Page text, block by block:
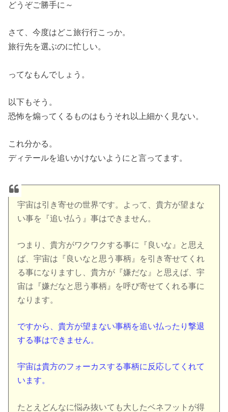
どうぞご勝手に～
さて、今度はどこ旅行行こっか。
旅行先を選ぶのに忙しい。
ってなもんでしょう。
以下もそう。
恐怖を煽ってくるものはもうそれ以上細かく見ない。
これ分かる。
ディテールを追いかけないようにと言ってます。
宇宙は引き寄せの世界です。よって、貴方が望まな
い事を『追い払う』事はできません。
つまり、貴方がワクワクする事に『良いな』と思え
ば、宇宙は『良いなと思う事柄』を引き寄せてくれ
る事になりますし、貴方が『嫌だな』と思えば、宇
宙は『嫌だなと思う事柄』を呼び寄せてくれる事に
なります。
ですから、貴方が望まない事柄を追い払ったり撃退
する事はできません。
宇宙は貴方のフォーカスする事柄に反応してくれて
います。
たとえどんなに悩み抜いても大したベネフットが得